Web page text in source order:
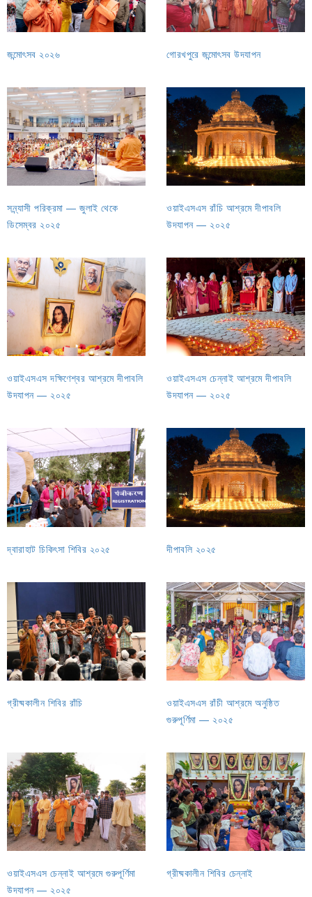
জন্মোৎসব ২০২৬ গোরখপুরে জন্মোৎসব উদযাপন
সন্ন্যাসী পরিক্রমা — জুলাই থেকে
ডিসেম্বর ২০২৫
ওয়াইএসএস রাঁচি আশ্রমে দীপাবলি
উদযাপন — ২০২৫
ওয়াইএসএস দক্ষিণেশ্বর আশ্রমে দীপাবলি
উদ‌যাপন — ২০২৫
ওয়াইএসএস চেন্নাই আশ্রমে দীপাবলি
উদযাপন — ২০২৫
দ্বারাহাট চিকিৎসা শিবির ২০২৫ দীপাবলি ২০২৫
গ্রীষ্মকালীন শিবির রাঁচি
ওয়াইএসএস রাঁচী আশ্রমে অনুষ্ঠিত
গুরুপূর্ণিমা — ২০২৫
ওয়াইএসএস চেন্নাই আশ্রমে গুরুপূর্ণিমা
উদযাপন — ২০২৫
গ্রীষ্মকালীন শিবির চেন্নাই